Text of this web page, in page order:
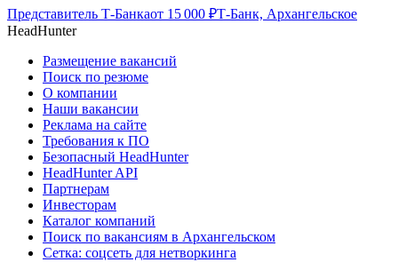
Представитель Т-Банкаот 15 000 ₽Т-Банк, Архангельское
HeadHunter
Размещение вакансий
Поиск по резюме
О компании
Наши вакансии
Реклама на сайте
Требования к ПО
Безопасный HeadHunter
HeadHunter API
Партнерам
Инвесторам
Каталог компаний
Поиск по вакансиям в Архангельском
Сетка: соцсеть для нетворкинга